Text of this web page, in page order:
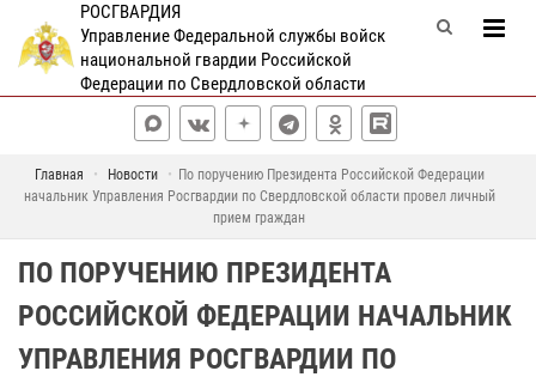
РОСГВАРДИЯ
Управление Федеральной службы войск
национальной гвардии Российской
Федерации по Свердловской области
Главная Новости
По поручению Президента Российской Федерации
начальник Управления Росгвардии по Свердловской области провел личный
прием граждан
ПО ПОРУЧЕНИЮ ПРЕЗИДЕНТА
РОССИЙСКОЙ ФЕДЕРАЦИИ НАЧАЛЬНИК
УПРАВЛЕНИЯ РОСГВАРДИИ ПО